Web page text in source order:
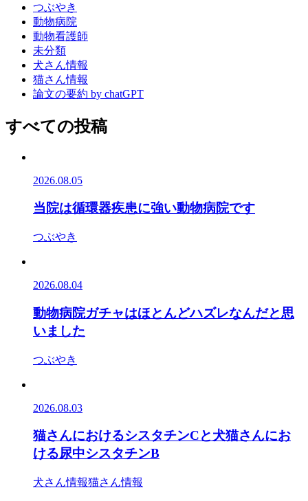
つぶやき
動物病院
動物看護師
未分類
犬さん情報
猫さん情報
論文の要約 by chatGPT
すべての投稿
2026.08.05
当院は循環器疾患に強い動物病院です
つぶやき
2026.08.04
動物病院ガチャはほとんどハズレなんだと思
いました
つぶやき
2026.08.03
猫さんにおけるシスタチンCと犬猫さんにお
ける尿中シスタチンB
犬さん情報猫さん情報